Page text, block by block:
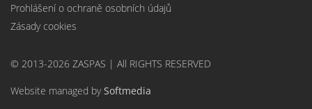
Prohlášení o ochraně osobních údajů
Zásady cookies
© 2013-2026 ZASPAS | All RIGHTS RESERVED
Website managed bySoftmedia